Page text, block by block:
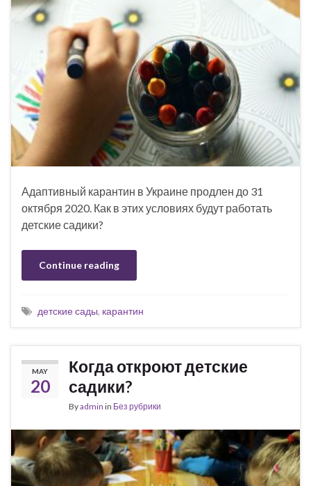
Адаптивный карантин в Украине продлен до 31
октября 2020. Как в этих условиях будут работать
детские садики?
Continue reading
детские сады, карантин
MAY
20
Когда откроют детские
садики?
Byadmin in Без рубрики